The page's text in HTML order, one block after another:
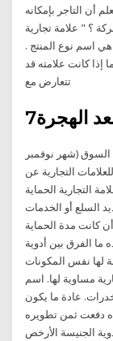
أن التاجر بإمكانه
؟ " علامة تجارية
اسم نوع المنتج .
إذا كانت علامته قد
تتعارض مع
السوق (شهر نوفمبر
التجارية عن
التجارية الحماية
السلع أو الخدمات
كانت مدة الحماية
ما الفرق بين أدوية
لها نفس المكونات
مساوية لها. اسم
عادة ما يكون
دفعت ثمن تطويره
الجنيسة الأرخص